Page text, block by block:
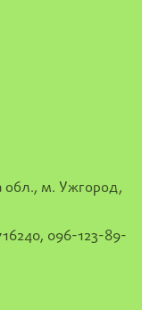
обл., м. Ужгород,
096-123-89-